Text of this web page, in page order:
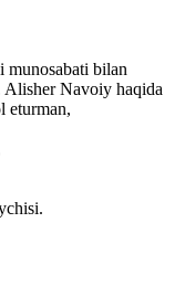
bilan
Alisher Navoiy haqida
eturman,